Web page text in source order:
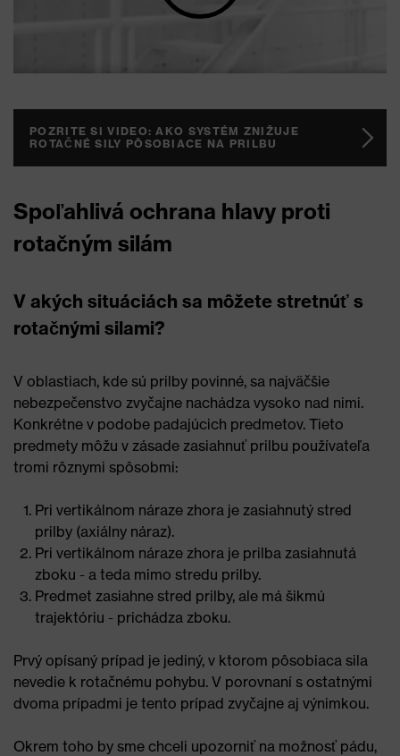
POZRITE SI VIDEO: AKO SYSTÉM ZNIŽUJE
ROTAČNÉ SILY PÔSOBIACE NA PRILBU
Spoľahlivá ochrana hlavy proti
rotačným silám
V akých situáciách sa môžete stretnúť s
rotačnými silami?
V oblastiach, kde sú prilby povinné, sa najväčšie
nebezpečenstvo zvyčajne nachádza vysoko nad nimi.
Konkrétne v podobe padajúcich predmetov. Tieto
predmety môžu v zásade zasiahnuť prilbu používateľa
tromi rôznymi spôsobmi:
Pri vertikálnom náraze zhora je zasiahnutý stred
prilby (axiálny náraz).
Pri vertikálnom náraze zhora je prilba zasiahnutá
zboku - a teda mimo stredu prilby.
Predmet zasiahne stred prilby, ale má šikmú
trajektóriu - prichádza zboku.
Prvý opísaný prípad je jediný, v ktorom pôsobiaca sila
nevedie k rotačnému pohybu. V porovnaní s ostatnými
dvoma prípadmi je tento prípad zvyčajne aj výnimkou.
Okrem toho by sme chceli upozorniť na možnosť pádu,